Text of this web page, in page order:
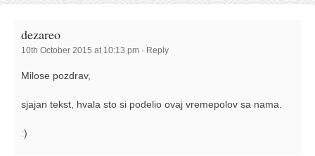
dezareo
10th October 2015 at 10:13 pm · Reply
Milose pozdrav,
sjajan tekst, hvala sto si podelio ovaj vremepolov sa nama.
:)